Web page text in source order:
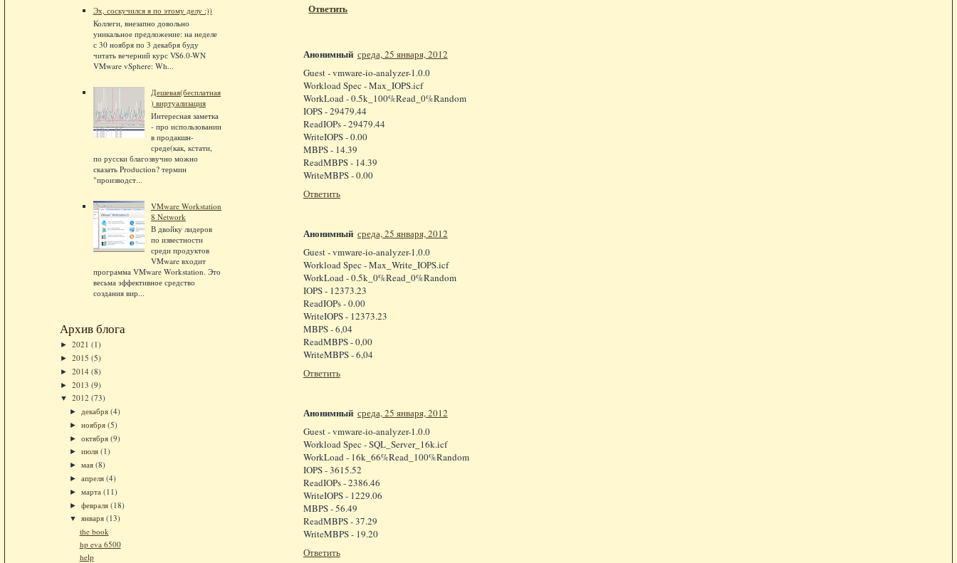
Эх, соскучился я по этому делу :))
Коллеги, внезапно довольно
уникальное предложение: на неделе
с 30 ноября по 3 декабря буду
читать вечерний курс VS6.0-WN
VMware vSphere: Wh...
Дешевая(бесплатная
) виртуализация
Интересная заметка
- про использовании
в продакшн-
среде(как, кстати,
по русски благозвучно можно
сказать Production? термин
"производст...
VMware Workstation
8 Network
В двойку лидеров
по известности
среди продуктов
VMware входит
программа VMware Workstation. Это
весьма эффективное средство
создания вир...
Архив блога
► 2021 (1)
► 2015 (5)
► 2014 (8)
► 2013 (9)
▼ 2012 (73)
► декабря (4)
► ноября (5)
► октября (9)
► июля (1)
► мая (8)
► апреля (4)
► марта (11)
► февраля (18)
▼ января (13)
the book
hp eva 6500
help
Ответить
Анонимный среда, 25 января, 2012
Guest - vmware-io-analyzer-1.0.0
Workload Spec - Max_IOPS.icf
WorkLoad - 0.5k_100%Read_0%Random
IOPS - 29479.44
ReadIOPs - 29479.44
WriteIOPS - 0.00
MBPS - 14.39
ReadMBPS - 14.39
WriteMBPS - 0.00
Ответить
Анонимный среда, 25 января, 2012
Guest - vmware-io-analyzer-1.0.0
Workload Spec - Max_Write_IOPS.icf
WorkLoad - 0.5k_0%Read_0%Random
IOPS - 12373.23
ReadIOPs - 0.00
WriteIOPS - 12373.23
MBPS - 6,04
ReadMBPS - 0,00
WriteMBPS - 6,04
Ответить
Анонимный среда, 25 января, 2012
Guest - vmware-io-analyzer-1.0.0
Workload Spec - SQL_Server_16k.icf
WorkLoad - 16k_66%Read_100%Random
IOPS - 3615.52
ReadIOPs - 2386.46
WriteIOPS - 1229.06
MBPS - 56.49
ReadMBPS - 37.29
WriteMBPS - 19.20
Ответить